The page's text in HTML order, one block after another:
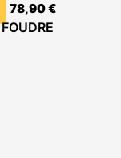
78,90€